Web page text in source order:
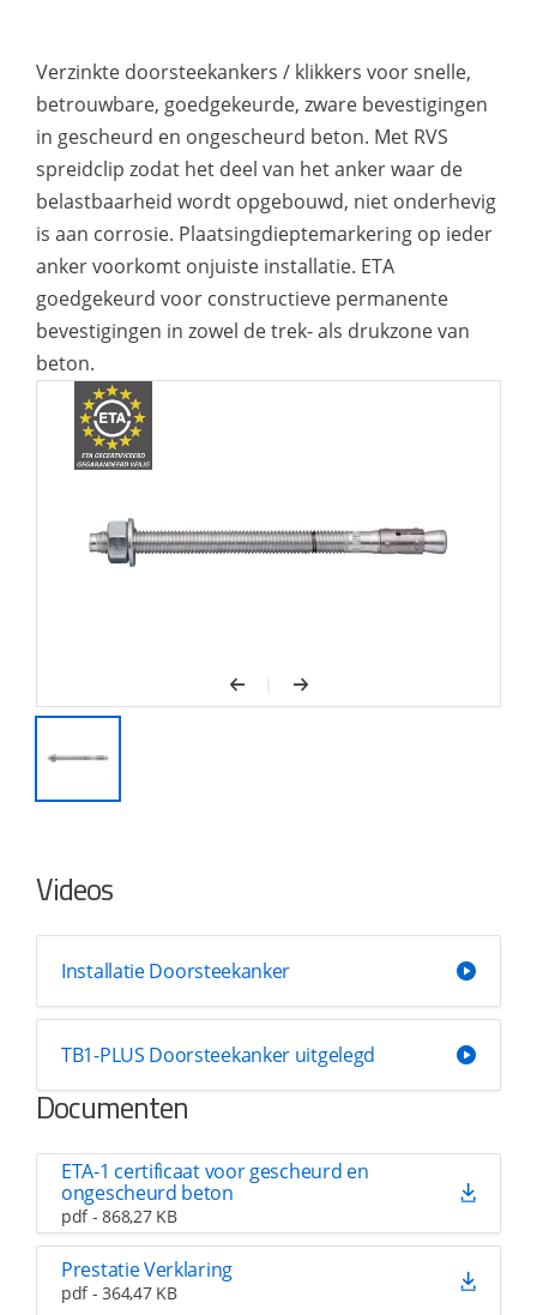
Videos
Installatie Doorsteekanker
TB1-PLUS Doorsteekanker uitgelegd
Documenten
ETA-1 certificaat voor gescheurd en
ongescheurd beton
pdf - 868,27 KB
Prestatie Verklaring
pdf - 364,47 KB
verjongde kop kan het anker in het
boorgat wordt geslagen zonder
beschadiging van de schroefdraad /
spoed
Uniek clip ontwerp voor hogere
belastbaarheden
Met geharde RVS spreidclip: het deel
van het anker waar de belastbaarheid
aan corrosie
Verzinkte doorsteekankers / klikkers voor snelle,
betrouwbare, goedgekeurde, zware bevestigingen
in gescheurd en ongescheurd beton. Met RVS
spreidclip zodat het deel van het anker waar de
belastbaarheid wordt opgebouwd, niet onderhevig
is aan corrosie. Plaatsingdieptemarkering op ieder
anker voorkomt onjuiste installatie. ETA
goedgekeurd voor constructieve permanente
bevestigingen in zowel de trek- als drukzone van
beton.